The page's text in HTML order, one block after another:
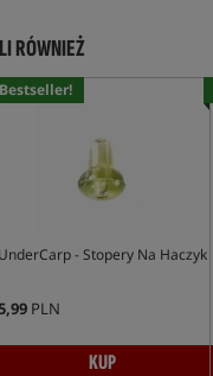
RÓWNIEŻ
Bestseller!
UnderCarp - Stopery Na Haczyk
PLN
KUP